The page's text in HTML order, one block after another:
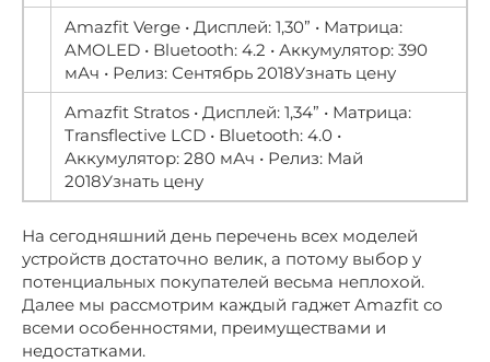
Amazfit Verge • Дисплей: 1,30” • Матрица:
AMOLED • Bluetooth: 4.2 • Аккумулятор: 390
мАч • Релиз: Сентябрь 2018Узнать цену
Amazfit Stratos • Дисплей: 1,34” • Матрица:
Transflective LCD • Bluetooth: 4.0 •
Аккумулятор: 280 мАч • Релиз: Май
2018Узнать цену
На сегодняшний день перечень всех моделей
устройств достаточно велик, а потому выбор у
потенциальных покупателей весьма неплохой.
Далее мы рассмотрим каждый гаджет Amazfit со
всеми особенностями, преимуществами и
недостатками.